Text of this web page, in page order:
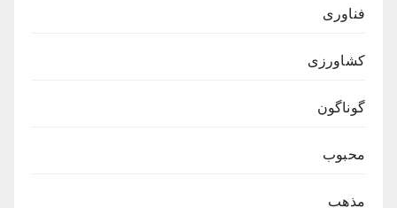
فناوری
کشاورزی
گوناگون
محبوب
مذهب